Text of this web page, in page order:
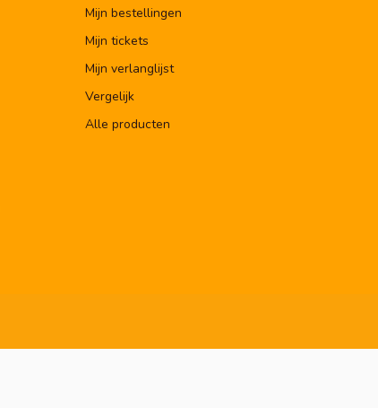
Mijn bestellingen
Mijn tickets
Mijn verlanglijst
Vergelijk
Alle producten